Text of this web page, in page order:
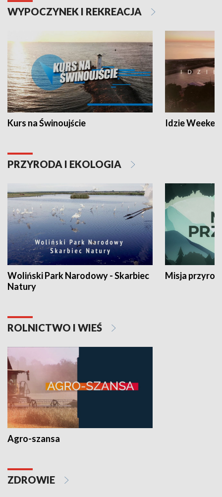
WYPOCZYNEK I REKREACJA
Kurs na Świnoujście Idzie
PRZYRODA I EKOLOGIA
Woliński Park Narodowy - Skarbiec
Natury
Misja
ROLNICTWO I WIEŚ
Agro-szansa
ZDROWIE